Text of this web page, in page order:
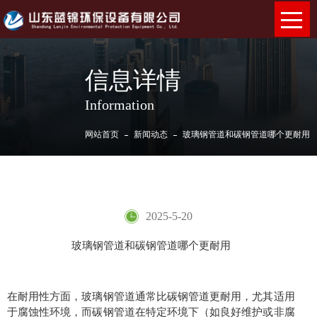
信息详情
Information
网站首页 新闻动态 玻璃钢管道和碳钢管道哪个更耐用
2025-5-20
玻璃钢管道和碳钢管道哪个更耐用
在耐用性方面，玻璃钢管道通常比碳钢管道更耐用，尤其适用
于腐蚀性环境，而碳钢管道在特定环境下（如良好维护或非腐